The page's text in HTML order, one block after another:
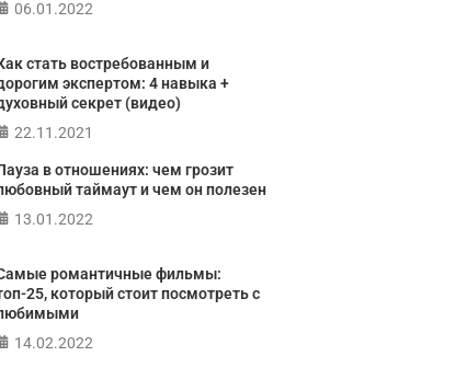
06.01.2022
стать востребованным и
экспертом: 4 навыка +
секрет (видео)
22.11.2021
в отношениях: чем грозит
таймаут и чем он полезен
13.01.2022
романтичные фильмы:
25, который стоит посмотреть с
14.02.2022